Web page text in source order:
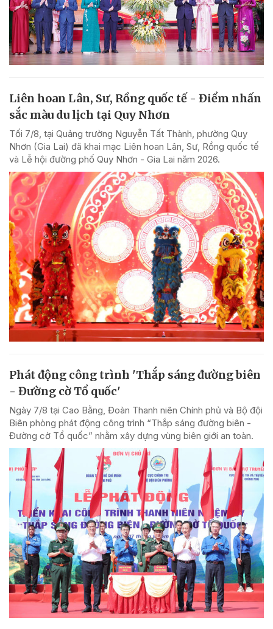
Liên hoan Lân, Sư, Rồng quốc tế - Điểm nhấn
sắc màu du lịch tại Quy Nhơn
Tối 7/8, tại Quảng trường Nguyễn Tất Thành, phường Quy
Nhơn (Gia Lai) đã khai mạc Liên hoan Lân, Sư, Rồng quốc tế
và Lễ hội đường phố Quy Nhơn - Gia Lai năm 2026.
Phát động công trình 'Thắp sáng đường biên
- Đường cờ Tổ quốc'
Ngày 7/8 tại Cao Bằng, Đoàn Thanh niên Chính phủ và Bộ đội
Biên phòng phát động công trình “Thắp sáng đường biên -
Đường cờ Tổ quốc” nhằm xây dựng vùng biên giới an toàn.